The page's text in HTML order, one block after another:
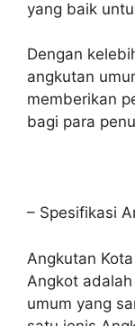
yang baik
Dengan
angkutan
memberikan
bagi para
– Spesifikasi
Angkutan
Angkot
umum yang